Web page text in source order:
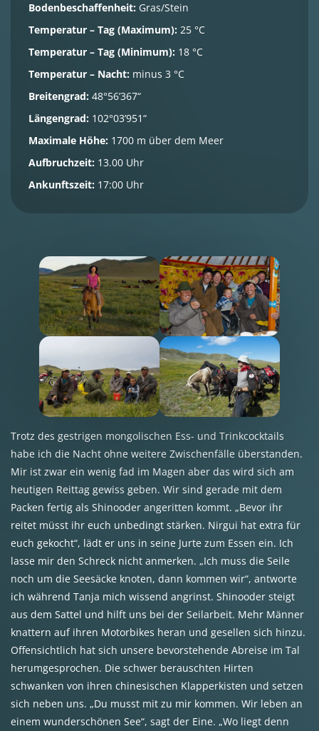
Bodenbeschaffenheit: Gras/Stein
Temperatur – Tag (Maximum): 25 °C
Temperatur – Tag (Minimum): 18 °C
Temperatur – Nacht: minus 3 °C
Breitengrad: 48°56’367“
Längengrad: 102°03’951“
Maximale Höhe: 1700 m über dem Meer
Aufbruchzeit: 13.00 Uhr
Ankunftszeit: 17:00 Uhr
Trotz des gestrigen mongolischen Ess- und Trinkcocktails
habe ich die Nacht ohne weitere Zwischenfälle überstanden.
Mir ist zwar ein wenig fad im Magen aber das wird sich am
heutigen Reittag gewiss geben. Wir sind gerade mit dem
Packen fertig als Shinooder angeritten kommt. „Bevor ihr
reitet müsst ihr euch unbedingt stärken. Nirgui hat extra für
euch gekocht“, lädt er uns in seine Jurte zum Essen ein. Ich
lasse mir den Schreck nicht anmerken. „Ich muss die Seile
noch um die Seesäcke knoten, dann kommen wir“, antworte
ich während Tanja mich wissend angrinst. Shinooder steigt
aus dem Sattel und hilft uns bei der Seilarbeit. Mehr Männer
knattern auf ihren Motorbikes heran und gesellen sich hinzu.
Offensichtlich hat sich unsere bevorstehende Abreise im Tal
herumgesprochen. Die schwer berauschten Hirten
schwanken von ihren chinesischen Klapperkisten und setzen
sich neben uns. „Du musst mit zu mir kommen. Wir leben an
einem wunderschönen See“, sagt der Eine. „Wo liegt denn